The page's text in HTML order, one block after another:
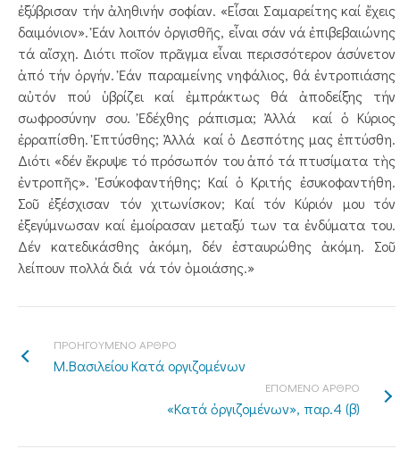
ἐξύβρισαν τήν ἀληθινήν σοφίαν. «Εἶσαι Σαμαρείτης καί ἔχεις
δαιμόνιον». Ἐάν λοιπόν ὀργισθῆς, εἶναι σάν νά ἐπιβεβαιώνης
τά αἴσχη. Διότι ποῖον πρᾶγμα εἶναι περισσότερον άσύνετον
ἀπό τήν ὀργήν. Ἐάν παραμείνης νηφάλιος, θά ἐντροπιάσης
αὐτόν πού ὑβρίζει καί ἐμπράκτως θά ἀποδείξης τήν
σωφροσύνην σου. Ἐδέχθης ράπισμα; Ἀλλά καί ὁ Κύριος
ἐρραπίσθη. Ἐπτύσθης; Ἀλλά καί ὁ Δεσπότης μας ἐπτύσθη.
Διότι «δέν ἔκρυψε τό πρόσωπόν του ἀπό τά πτυσίματα τὴς
ἐντροπῆς». Ἐσύκοφαντήθης; Καί ὁ Κριτής ἐσυκοφαντήθη.
Σοῦ ἐξέσχισαν τόν χιτωνίσκον; Καί τόν Κύριόν μου τόν
ἐξεγύμνωσαν καί ἐμοίρασαν μεταξύ των τα ἐνδύματα του.
Δέν κατεδικάσθης ἀκόμη, δέν ἐσταυρώθης ἀκόμη. Σοῦ
λείπουν πολλά διά νά τόν ὁμοιάσης.»
ΠΡΟΗΓΟΥΜΕΝΟ ΑΡΘΡΟ
Μ.Βασιλείου Κατά οργιζομένων
ΕΠΟΜΕΝΟ ΑΡΘΡΟ
«Κατά ὀργιζομένων», παρ.4 (β)